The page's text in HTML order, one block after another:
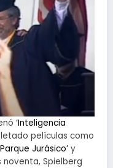
‘Inteligencia
películas como
Jurásico’ y
Spielberg